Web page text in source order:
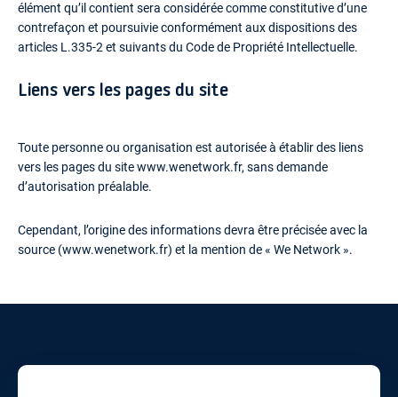
élément qu’il contient sera considérée comme constitutive d’une
contrefaçon et poursuivie conformément aux dispositions des
articles L.335-2 et suivants du Code de Propriété Intellectuelle.
Liens vers les pages du site
Toute personne ou organisation est autorisée à établir des liens
vers les pages du site www.wenetwork.fr, sans demande
d’autorisation préalable.
Cependant, l’origine des informations devra être précisée avec la
source (www.wenetwork.fr) et la mention de « We Network ».